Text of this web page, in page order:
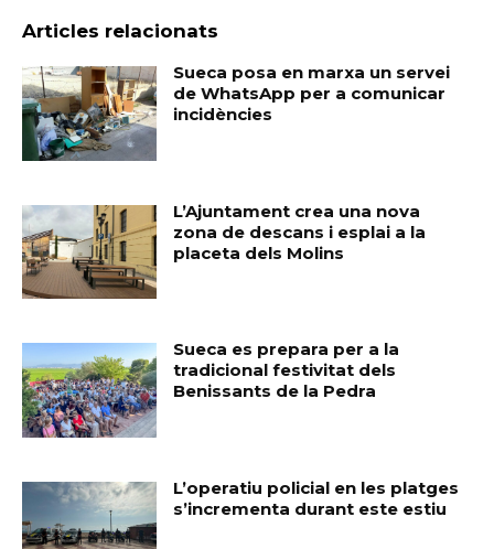
Articles relacionats
Sueca posa en marxa un servei
de WhatsApp per a comunicar
incidències
L’Ajuntament crea una nova
zona de descans i esplai a la
placeta dels Molins
Sueca es prepara per a la
tradicional festivitat dels
Benissants de la Pedra
L’operatiu policial en les platges
s’incrementa durant este estiu